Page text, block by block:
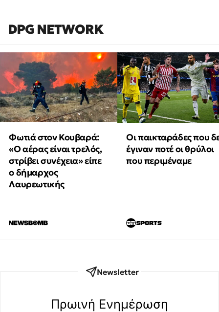
DPG NETWORK
Φωτιά στον Κουβαρά:
«Ο αέρας είναι τρελός,
στρίβει συνέχεια» είπε
ο δήμαρχος
Λαυρεωτικής
Οι παικταράδες που
έγιναν ποτέ οι θρύλοι
που περιμέναμε
Newsletter
Πρωινή Eνημέρωση